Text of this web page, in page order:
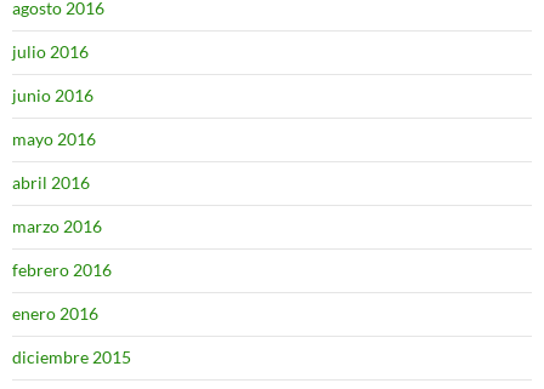
agosto 2016
julio 2016
junio 2016
mayo 2016
abril 2016
marzo 2016
febrero 2016
enero 2016
diciembre 2015